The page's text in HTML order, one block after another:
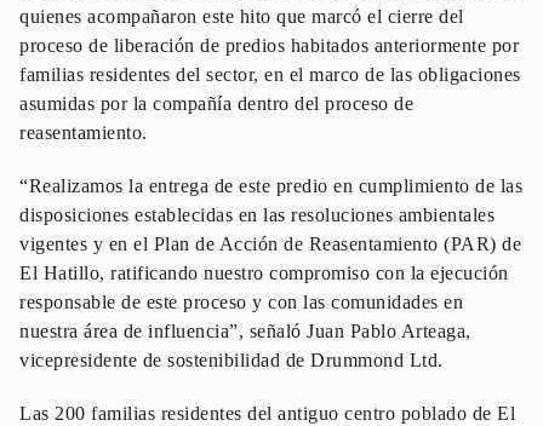
quienes acompañaron este hito que marcó el cierre del
proceso de liberación de predios habitados anteriormente por
familias residentes del sector, en el marco de las obligaciones
asumidas por la compañía dentro del proceso de
reasentamiento.
“Realizamos la entrega de este predio en cumplimiento de las
disposiciones establecidas en las resoluciones ambientales
vigentes y en el Plan de Acción de Reasentamiento (PAR) de
El Hatillo, ratificando nuestro compromiso con la ejecución
responsable de este proceso y con las comunidades en
nuestra área de influencia”, señaló Juan Pablo Arteaga,
vicepresidente de sostenibilidad de Drummond Ltd.
Las 200 familias residentes del antiguo centro poblado de El